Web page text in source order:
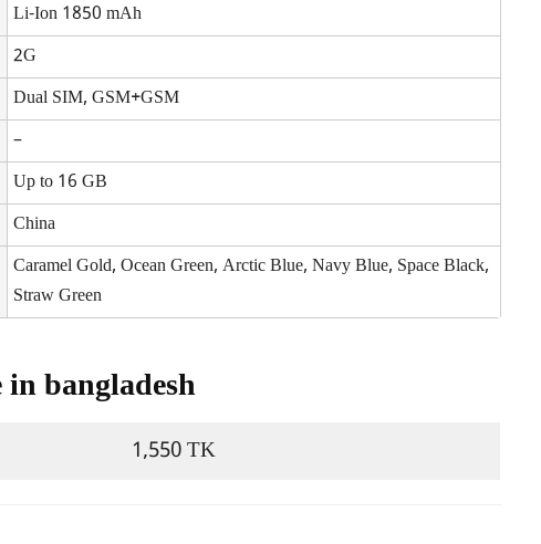
Li-Ion 1850 mAh
2G
Dual SIM, GSM+GSM
–
Up to 16 GB
China
Caramel Gold, Ocean Green, Arctic Blue, Navy Blue, Space Black,
Straw Green
bangladesh
1,550 TK